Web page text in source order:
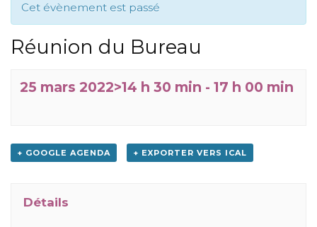
Cet évènement est passé
Réunion du Bureau
25 mars 2022>14 h 30 min - 17 h 00 min
+ GOOGLE AGENDA + EXPORTER VERS ICAL
Détails